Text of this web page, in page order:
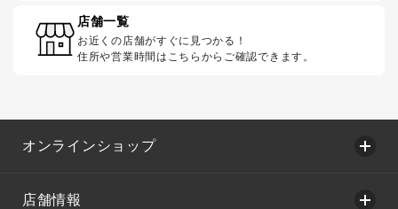
店舗一覧
お近くの店舗がすぐに見つかる！
住所や営業時間はこちらからご確認できます。
オンラインショップ
店舗情報